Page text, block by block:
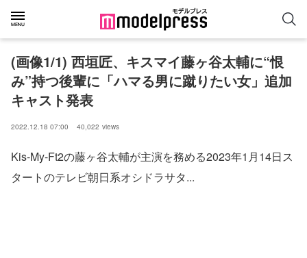
(画像1/1) 西垣匠、キスマイ藤ヶ谷太輔に“恨
み”持つ後輩に「ハマる男に蹴りたい女」追加
キャスト発表
2022.12.18 07:00 40,022 views
Kis-My-Ft2の藤ヶ谷太輔が主演を務める2023年1月14日ス
タートのテレビ朝日系オシドラサタ...